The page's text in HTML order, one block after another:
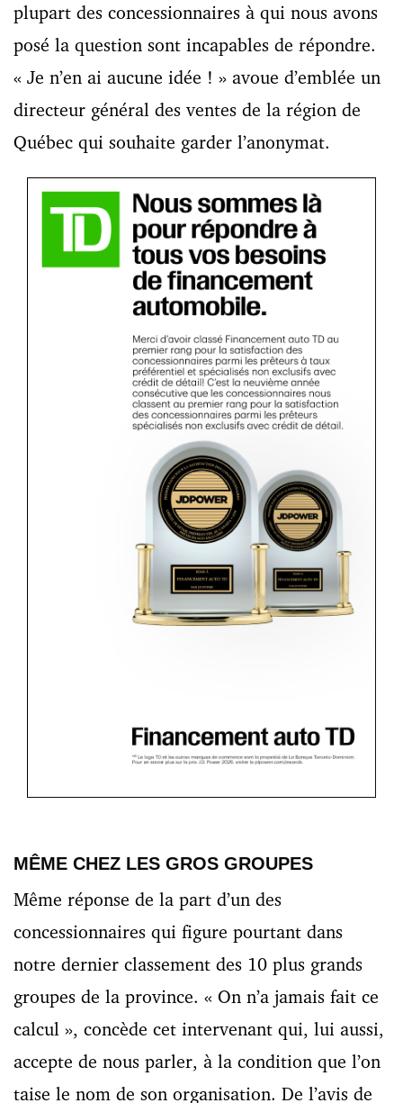
plupart des concessionnaires à qui nous avons
posé la question sont incapables de répondre.
« Je n’en ai aucune idée ! » avoue d’emblée un
directeur général des ventes de la région de
Québec qui souhaite garder l’anonymat.
MÊME CHEZ LES GROS GROUPES
Même réponse de la part d’un des
concessionnaires qui figure pourtant dans
notre dernier classement des 10 plus grands
groupes de la province. « On n’a jamais fait ce
calcul », concède cet intervenant qui, lui aussi,
accepte de nous parler, à la condition que l’on
taise le nom de son organisation. De l’avis de